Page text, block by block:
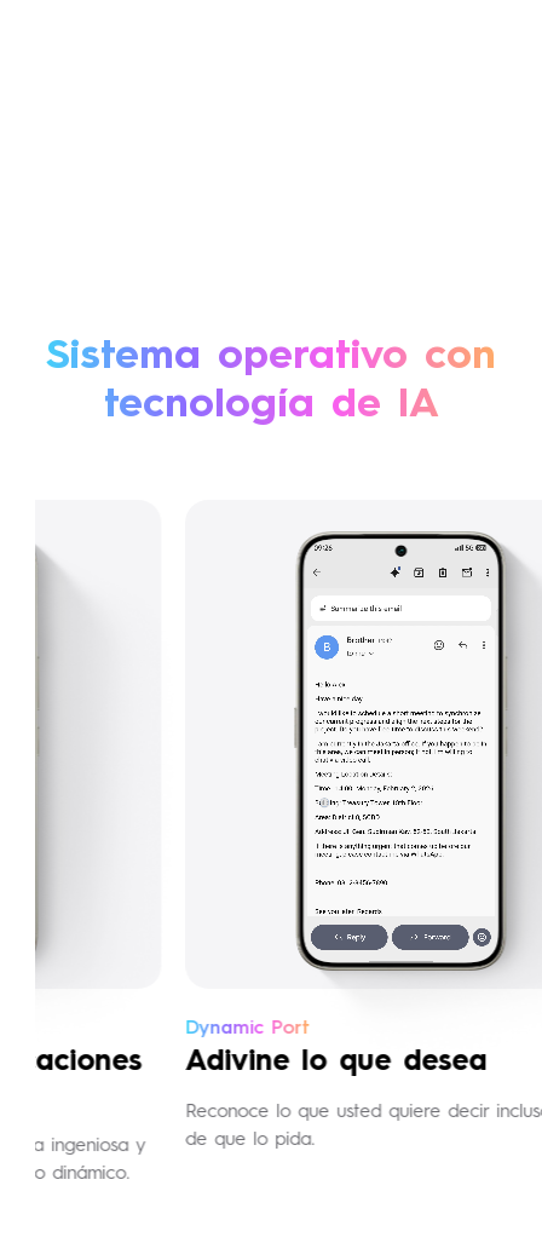
Sistema operativo con
tecnología de IA
Adivine lo que desea
Reconoce lo que usted quiere decir incluso antes
de que lo pida.